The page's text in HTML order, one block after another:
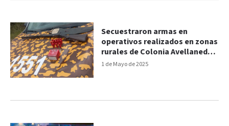
1 de Mayo de 2025
Secuestraron armas en
operativos realizados en zonas
rurales de Colonia Avellaneda y
Villa Urquiza